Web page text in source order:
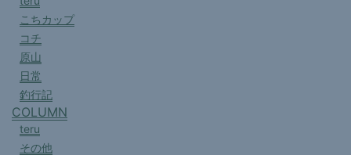
こちカップ
コチ
原山
日常
釣行記
COLUMN
teru
その他